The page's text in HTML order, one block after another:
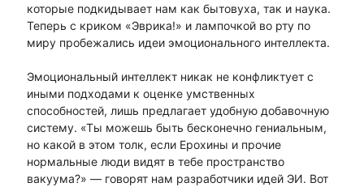
которые подкидывает нам как бытовуха, так и наука.
Теперь с криком «Эврика!» и лампочкой во рту по
миру пробежались идеи эмоционального интеллекта.
Эмоциональный интеллект никак не конфликтует с
иными подходами к оценке умственных
способностей, лишь предлагает удобную добавочную
систему. «Ты можешь быть бесконечно гениальным,
но какой в этом толк, если Ерохины и прочие
нормальные люди видят в тебе пространство
вакуума?» — говорят нам разработчики идей ЭИ. Вот